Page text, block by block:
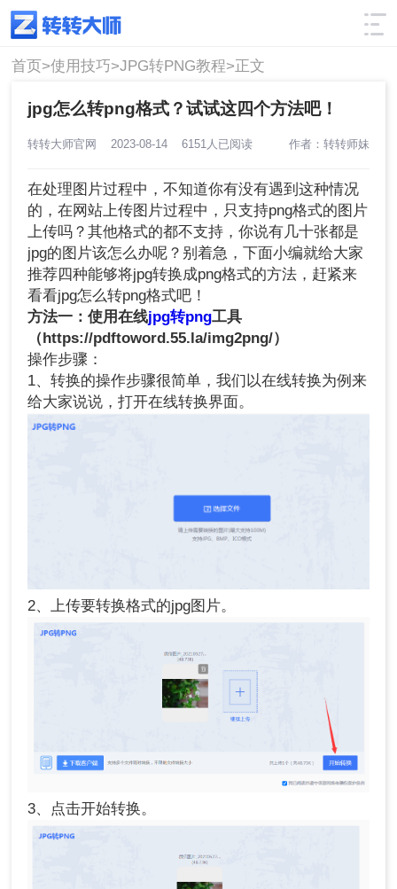
使用技巧 筛选
首页>使用技巧>JPG转PNG教程>正文
jpg怎么转png格式？试试这四个方法吧！
转转大师官网 2023-08-14 6151人已阅读 作者：转转师妹
在处理图片过程中，不知道你有没有遇到这种情况
的，在网站上传图片过程中，只支持png格式的图片
上传吗？其他格式的都不支持，你说有几十张都是
jpg的图片该怎么办呢？别着急，下面小编就给大家
推荐四种能够将jpg转换成png格式的方法，赶紧来
看看jpg怎么转png格式吧！
方法一：使用在线jpg转png工具
（https://pdftoword.55.la/img2png/）
操作步骤：
1、转换的操作步骤很简单，我们以在线转换为例来
给大家说说，打开在线转换界面。
2、上传要转换格式的jpg图片。
3、点击开始转换。